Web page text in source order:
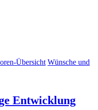
Übersicht Wünsche und
Entwicklung